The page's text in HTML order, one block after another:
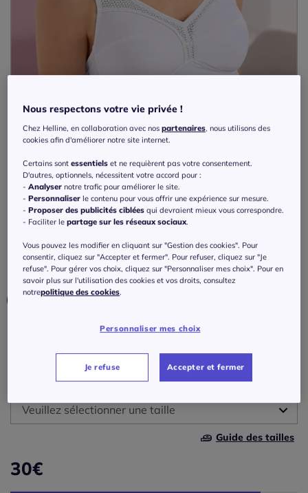
Nouveau
Soutien-gorge large sans armatures bon.
b, c, d, e
Couleur :blanc
D
Veuillez sélectionner une taille
Guide des tailles
30€
Nous respectons votre vie privée !
Chez Helline, en collaboration avec nospartenaires, nous utilisons des
cookies afin d'améliorer notre site internet.
Certains sontessentiels et ne requièrent pas votre consentement.
D'autres, optionnels, nécessitent votre accord pour :
-Analyser notre trafic pour améliorer le site.
-Personnaliser le contenu pour vous offrir une expérience sur mesure.
-Proposer des publicités ciblées qui devraient mieux vous correspondre.
- Faciliter lepartage sur les réseaux sociaux.
Vous pouvez les modifier en cliquant sur "Gestion des cookies". Pour
consentir, cliquez sur "Accepter et fermer". Pour refuser, cliquez sur "Je
refuse". Pour gérer vos choix, cliquez sur "Personnaliser mes choix". Pour en
savoir plus sur l'utilisation des cookies et vos droits, consultez
notrepolitique des cookies.
Personnaliser mes choix
Je refuse Accepter et fermer